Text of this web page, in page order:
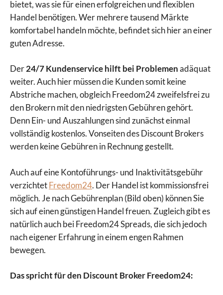
bietet, was sie für einen erfolgreichen und flexiblen
Handel benötigen. Wer mehrere tausend Märkte
komfortabel handeln möchte, befindet sich hier an einer
guten Adresse.
Der24/7 Kundenservice hilft bei Problemenadäquat
weiter. Auch hier müssen die Kunden somit keine
Abstriche machen, obgleich Freedom24 zweifelsfrei zu
den Brokern mit den niedrigsten Gebühren gehört.
Denn Ein- und Auszahlungen sind zunächst einmal
vollständig kostenlos. Vonseiten des Discount Brokers
werden keine Gebühren in Rechnung gestellt.
Auch auf eine Kontoführungs- und Inaktivitätsgebühr
verzichtetFreedom24. Der Handel ist kommissionsfrei
möglich. Je nach Gebührenplan (Bild oben) können Sie
sich auf einen günstigen Handel freuen. Zugleich gibt es
natürlich auch bei Freedom24 Spreads, die sich jedoch
nach eigener Erfahrung in einem engen Rahmen
bewegen.
Das spricht für den Discount Broker Freedom24: